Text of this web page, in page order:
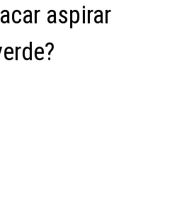
aspirar